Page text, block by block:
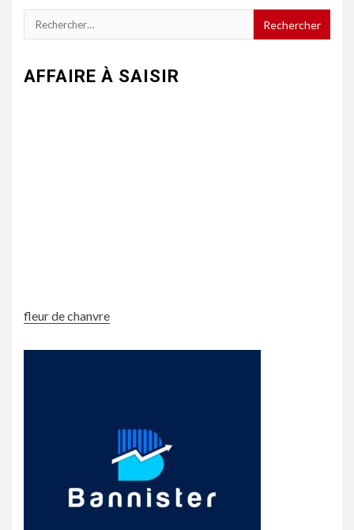
Rechercher :
AFFAIRE À SAISIR
fleur de chanvre